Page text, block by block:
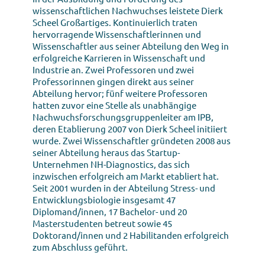
wissenschaftlichen Nachwuchses leistete Dierk
Scheel Großartiges. Kontinuierlich traten
hervorragende Wissenschaftlerinnen und
Wissenschaftler aus seiner Abteilung den Weg in
erfolgreiche Karrieren in Wissenschaft und
Industrie an. Zwei Professoren und zwei
Professorinnen gingen direkt aus seiner
Abteilung hervor; fünf weitere Professoren
hatten zuvor eine Stelle als unabhängige
Nachwuchsforschungsgruppenleiter am IPB,
deren Etablierung 2007 von Dierk Scheel initiiert
wurde. Zwei Wissenschaftler gründeten 2008 aus
seiner Abteilung heraus das Startup-
Unternehmen NH-Diagnostics, das sich
inzwischen erfolgreich am Markt etabliert hat.
Seit 2001 wurden in der Abteilung Stress- und
Entwicklungsbiologie insgesamt 47
Diplomand/innen, 17 Bachelor- und 20
Masterstudenten betreut sowie 45
Doktorand/innen und 2 Habilitanden erfolgreich
zum Abschluss geführt.